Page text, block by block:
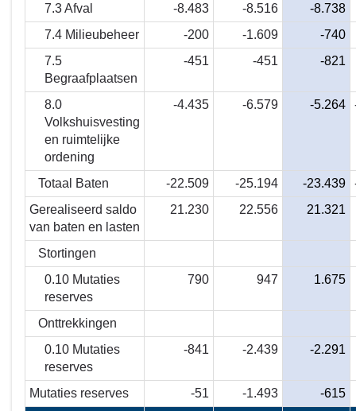
7.3 Afval
-8.483 -8.516
-8.738
7.4 Milieubeheer
-200 -1.609
-740
7.5
Begraafplaatsen
-451 -451 -821
8.0
Volkshuisvesting
en ruimtelijke
ordening
-4.435 -6.579 -5.264
Totaal Baten -22.509 -25.194 -23.439
Gerealiseerd saldo
van baten en lasten
21.230 22.556 21.321
Stortingen
0.10 Mutaties
reserves
790 947 1.675
Onttrekkingen
0.10 Mutaties
reserves
-841 -2.439 -2.291
Mutaties reserves -51 -1.493
-615